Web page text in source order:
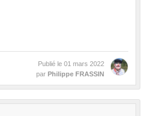
Publié le 01 mars 2022
par Philippe FRASSIN